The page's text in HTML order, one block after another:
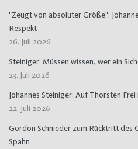
"Zeugt von absoluter Größe":
Respekt
26. Juli 2026
Steiniger: Müssen wissen, wer ein
23. Juli 2026
Johannes Steiniger: Auf Thorsten
22. Juli 2026
Gordon Schnieder zum Rücktritt des
Spahn